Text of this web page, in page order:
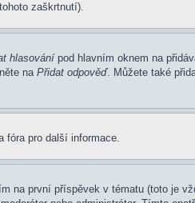
zaškrtnutí).
hlasovánípod hlavním oknem na
na Přidat odpověď. Můžete také
fóra pro další informace.
na první příspěvek v tématu (toto je